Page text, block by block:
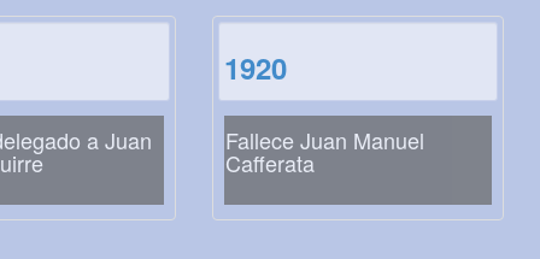
a Juan
1920
Fallece Juan Manuel
Cafferata